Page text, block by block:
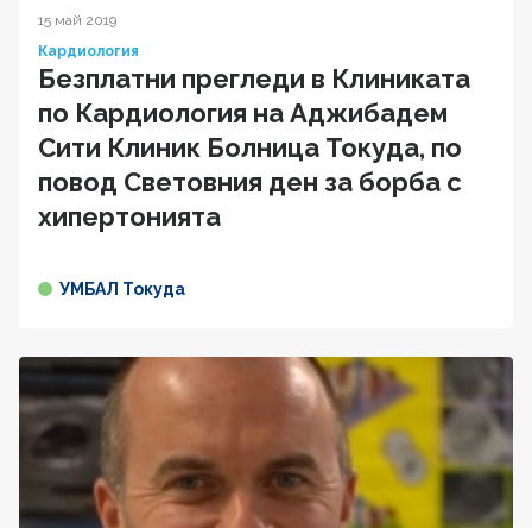
15 май 2019
Кардиология
Безплатни прегледи в Клиниката
по Кардиология на Аджибадем
Сити Клиник Болница Токуда, по
повод Световния ден за борба с
хипертонията
УМБАЛ Токуда